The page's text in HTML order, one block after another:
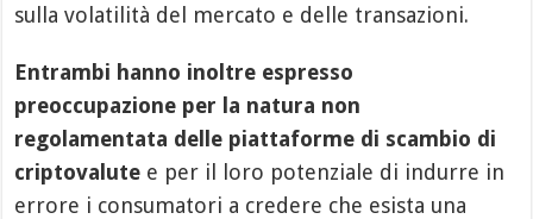
sulla volatilità del mercato e delle transazioni.
Entrambi hanno inoltre espresso
preoccupazione per la natura non
regolamentata delle piattaforme di scambio di
criptovalute e per il loro potenziale di indurre in
errore i consumatori a credere che esista una